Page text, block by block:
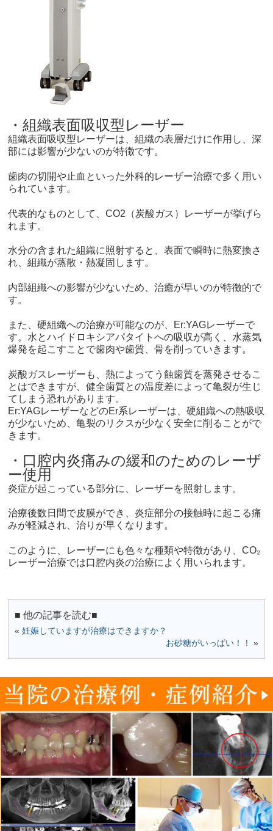
・組織表面吸収型レーザー
組織表面吸収型レーザーは、組織の表層だけに作用し、深
部には影響が少ないのが特徴です。
歯肉の切開や止血といった外科的レーザー治療で多く用い
られています。
代表的なものとして、CO2（炭酸ガス）レーザーが挙げら
れます。
水分の含まれた組織に照射すると、表面で瞬時に熱変換さ
れ、組織が蒸散・熱凝固します。
内部組織への影響が少ないため、治癒が早いのが特徴的で
す。
また、硬組織への治療が可能なのが、Er:YAGレーザーで
す。水とハイドロキシアパタイトへの吸収が高く、水蒸気
爆発を起こすことで歯肉や歯質、骨を削っていきます。
炭酸ガスレーザーも、熱によってう蝕歯質を蒸発させるこ
とはできますが、健全歯質との温度差によって亀裂が生じ
てしまう恐れがあります。
Er:YAGレーザーなどのEr系レーザーは、硬組織への熱吸収
が少ないため、亀裂のリクスが少なく安全に削ることがで
きます。
・口腔内炎痛みの緩和のためのレーザ
ー使用
炎症が起こっている部分に、レーザーを照射します。
治療後数日間で皮膜ができ、炎症部分の接触時に起こる痛
みが軽減され、治りが早くなります。
このように、レーザーにも色々な種類や特徴があり、CO₂
レーザー治療では口腔内炎の治療によく用いられます。
■ 他の記事を読む■
«妊娠していますが治療はできますか？
お砂糖がいっぱい！！
»